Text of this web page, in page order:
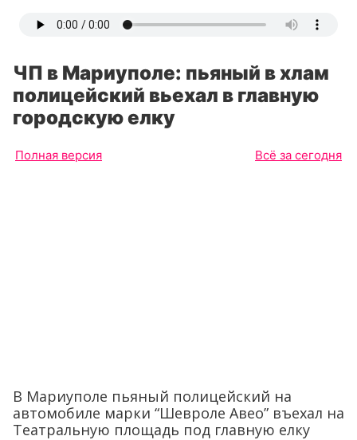
ЧП в Мариуполе: пьяный в хлам
полицейский вьехал в главную
городскую елку
Полная версия Всё за сегодня
В Мариуполе пьяный полицейский на
автомобиле марки “Шевроле Авео” въехал на
Театральную площадь под главную елку